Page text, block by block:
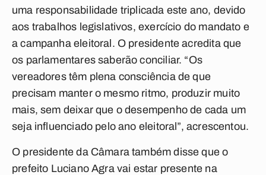
uma responsabilidade triplicada este ano, devido
aos trabalhos legislativos, exercício do mandato e
a campanha eleitoral. O presidente acredita que
os parlamentares saberão conciliar. “Os
vereadores têm plena consciência de que
precisam manter o mesmo ritmo, produzir muito
mais, sem deixar que o desempenho de cada um
seja influenciado pelo ano eleitoral”, acrescentou.
O presidente da Câmara também disse que o
prefeito Luciano Agra vai estar presente na